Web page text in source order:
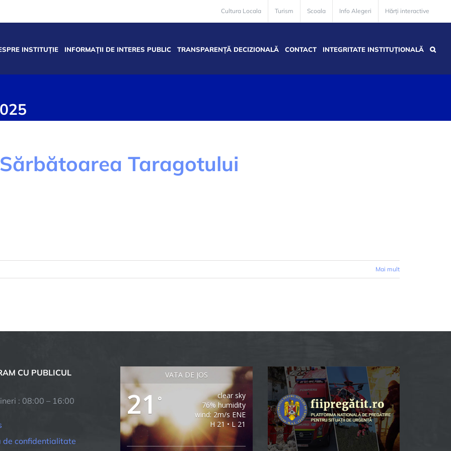
Cultura Locala Turism Scoala Info Alegeri Hărți interactive
INSTITUȚIE INFORMAȚII DE INTERES PUBLIC TRANSPARENȚĂ DECIZIONALĂ CONTACT INTEGRITATE INSTITUȚIONALĂ
Sărbătoarea Taragotului
Mai mult
CU PUBLICUL
: 08:00 – 16:00
de confidentialitate
VATA DE JOS
21 °
clear sky
76% humidity
wind: 2m/s ENE
H 21 • L 21